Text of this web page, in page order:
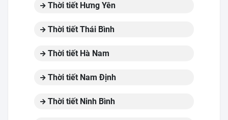
Thời tiết Hưng Yên
Thời tiết Thái Bình
Thời tiết Hà Nam
Thời tiết Nam Định
Thời tiết Ninh Bình